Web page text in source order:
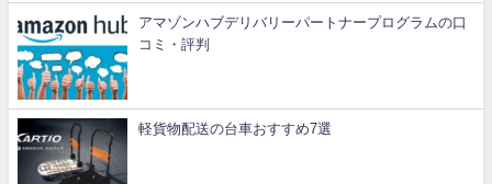
アマゾンハブデリバリーパートナープログラムの口
コミ・評判
軽貨物配送の台車おすすめ7選